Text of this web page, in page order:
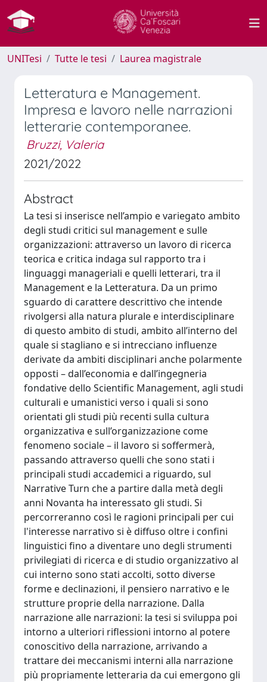
UNITesi Tutte le tesi Laurea magistrale
Letteratura e Management.
Impresa e lavoro nelle narrazioni
letterarie contemporanee.
Bruzzi, Valeria
2021/2022
Abstract
La tesi si inserisce nell’ampio e variegato ambito
degli studi critici sul management e sulle
organizzazioni: attraverso un lavoro di ricerca
teorica e critica indaga sul rapporto tra i
linguaggi manageriali e quelli letterari, tra il
Management e la Letteratura. Da un primo
sguardo di carattere descrittivo che intende
rivolgersi alla natura plurale e interdisciplinare
di questo ambito di studi, ambito all’interno del
quale si stagliano e si intrecciano influenze
derivate da ambiti disciplinari anche polarmente
opposti – dall’economia e dall’ingegneria
fondative dello Scientific Management, agli studi
culturali e umanistici verso i quali si sono
orientati gli studi più recenti sulla cultura
organizzativa e sull’organizzazione come
fenomeno sociale – il lavoro si soffermerà,
passando attraverso quelli che sono stati i
principali studi accademici a riguardo, sul
Narrative Turn che a partire dalla metà degli
anni Novanta ha interessato gli studi. Si
percorreranno così le ragioni principali per cui
l'interesse narrativo si è diffuso oltre i confini
linguistici fino a diventare uno degli strumenti
privilegiati di ricerca e di studio organizzativo al
cui interno sono stati accolti, sotto diverse
forme e declinazioni, il pensiero narrativo e le
strutture proprie della narrazione. Dalla
narrazione alle narrazioni: la tesi si sviluppa poi
intorno a ulteriori riflessioni intorno al potere
conoscitivo della narrazione, arrivando a
trattare dei meccanismi interni alla narrazione
più propriamente letteraria da cui emergono gli